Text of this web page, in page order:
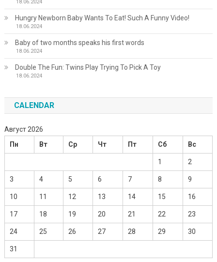
18.06.2024
Hungry Newborn Baby Wants To Eat! Such A Funny Video!
18.06.2024
Baby of two months speaks his first words
18.06.2024
Double The Fun: Twins Play Trying To Pick A Toy
18.06.2024
CALENDAR
Август 2026
Пн
Вт Ср Чт Пт Сб Вс
1 2
3 4 5 6 7 8 9
10 11 12 13 14 15 16
17 18 19 20 21 22 23
24 25 26 27 28 29 30
31